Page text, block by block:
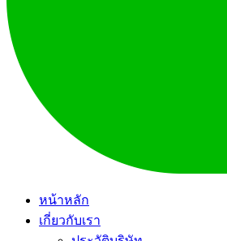
หน้าหลัก
เกี่ยวกับเรา